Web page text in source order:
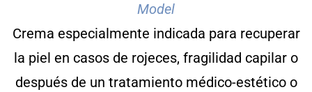
Model
Crema especialmente indicada para recuperar
la piel en casos de rojeces, fragilidad capilar o
después de un tratamiento médico-estético o